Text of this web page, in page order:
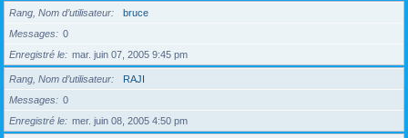
Rang, Nom d’utilisateur
bruce
Messages
0
Enregistré le
mar. juin 07, 2005 9:45 pm
Rang, Nom d’utilisateur
RAJI
Messages
0
Enregistré le
mer. juin 08, 2005 4:50 pm